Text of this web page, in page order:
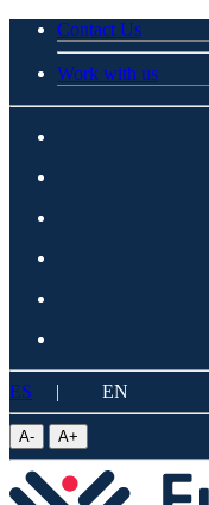
Contact Us
Work with us
ES | EN
A- A+